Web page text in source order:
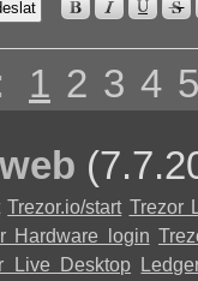
1 2 3 4 5
web
Trezor.io/start Trezor
Hardware login
Live Desktop